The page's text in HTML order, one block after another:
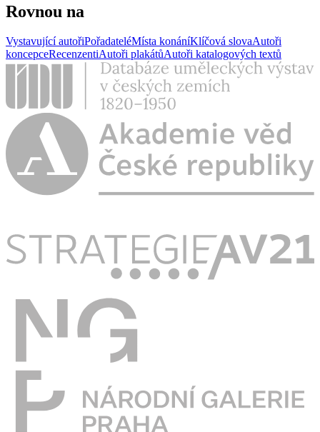
Rovnou na
Vystavující autořiPořadateléMísta konáníKlíčová slovaAutoři
koncepceRecenzentiAutoři plakátůAutoři katalogových textů